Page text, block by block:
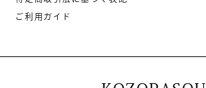
ご利用ガイド